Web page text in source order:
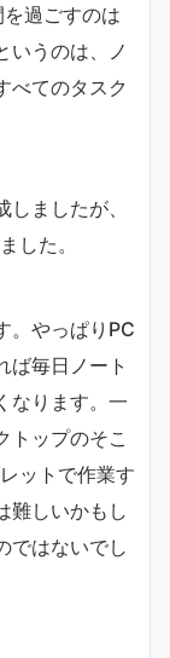
過ごすのは
いうのは、ノ
べてのタスク
ましたが、
した。
。やっぱりPC
ば毎日ノート
なります。一
トップのそこ
ットで作業す
難しいかもし
ではないでし